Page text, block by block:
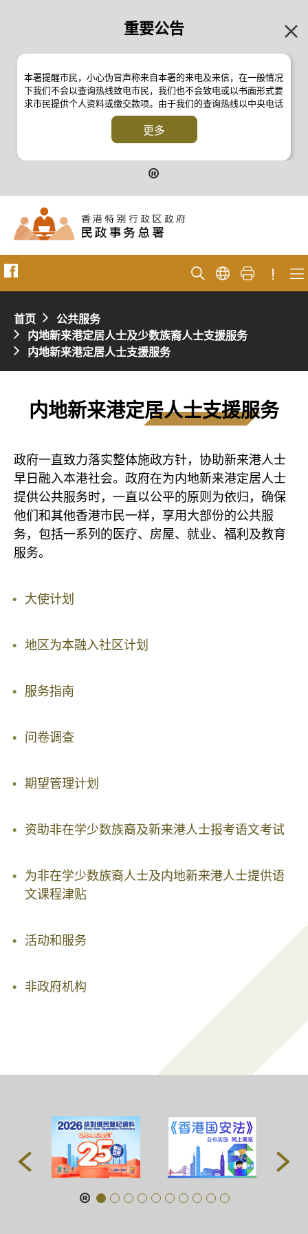
重要公告
本署提醒市民，小心伪冒声称来自本署的来电及来信，在一般情况
下我们不会以查询热线致电市民，我们也不会致电或以书面形式要
求市民提供个人资料或缴交款项。由于我们的查询热线以中央电话
系统操作，本署的来电不会显示电话号码 2835 2500 。如有疑
问，应与本署职员核实或向警方反诈骗协调中心
询热线 18222 查询。详情请浏览以下新闻公报：
二零一九年七月二十六日的新闻公报
二零一七年四月二十八日的新闻公报
二零一七年四月五日的新闻公报
更多
!
首页
公共服务
内地新来港定居人士及少数族裔人士支援服务
内地新来港定居人士支援服务
内地新来港定居人士支援服务
政府一直致力落实整体施政方针，协助新来港人士
早日融入本港社会。政府在为内地新来港定居人士
提供公共服务时，一直以公平的原则为依归，确保
他们和其他香港市民一样，享用大部份的公共服
务，包括一系列的医疗、房屋、就业、福利及教育
服务。
大使计划
地区为本融入社区计划
服务指南
问卷调查
期望管理计划
资助非在学少数族裔及新来港人士报考语文考试
为非在学少数族裔人士及内地新来港人士提供语
文课程津贴
活动和服务
非政府机构